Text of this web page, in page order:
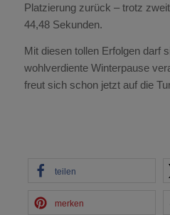
Platzierung zurück – trotz
44,48 Sekunden.
Mit diesen tollen Erfolgen darf
wohlverdiente Winterpause
freut sich schon jetzt auf die
teilen
merken